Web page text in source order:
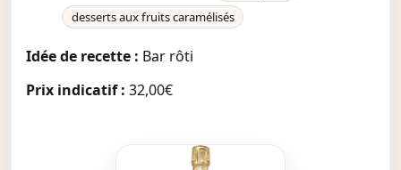
desserts aux fruits caramélisés
Idée de recette : Bar rôti
Prix indicatif : 32,00€